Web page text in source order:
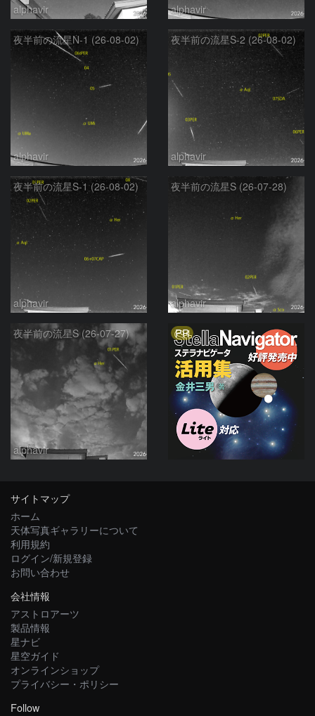
alphavir alphavir
夜半前の流星N-1 (26-08-02)
alphavir
夜半前の流星S-2 (26-08-02)
alphavir
夜半前の流星S-1 (26-08-02)
alphavir
夜半前の流星S (26-07-28)
alphavir
夜半前の流星S (26-07-27)
alphavir
PR
サイトマップ
ホーム
天体写真ギャラリーについて
利用規約
ログイン/新規登録
お問い合わせ
会社情報
アストロアーツ
製品情報
星ナビ
星空ガイド
オンラインショップ
プライバシー・ポリシー
Follow